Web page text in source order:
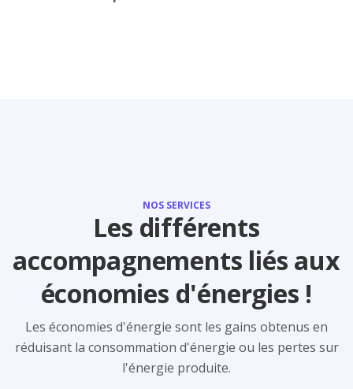
NOS SERVICES
Les différents
accompagnements liés aux
économies d'énergies !
Les économies d'énergie sont les gains obtenus en
réduisant la consommation d'énergie ou les pertes sur
l'énergie produite.